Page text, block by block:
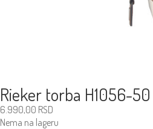
Rieker torba H1056-50
6.990,00 RSD
Nema na lageru